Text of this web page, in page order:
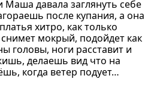
Маша давала заглянуть себе
после купания, а она
хитро, как только
мокрый, подойдет как
головы, ноги расставит и
делаешь вид что на
когда ветер подует…